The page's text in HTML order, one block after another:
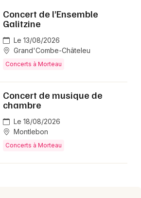
Comté
Franche-Comté
sorties
Concert de l’Ensemble
Galitzine
Le 13/08/2026
Grand'Combe-Châteleu
Concerts à Morteau
Concert de musique de
chambre
Le 18/08/2026
Montlebon
Concerts à Morteau